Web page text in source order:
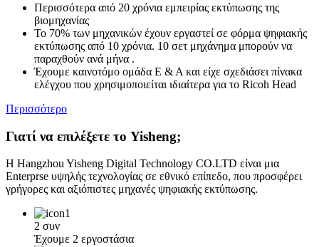
Περισσότερα από 20 χρόνια εμπειρίας εκτύπωσης της
βιομηχανίας
Το 70% των μηχανικών έχουν εργαστεί σε φόρμα ψηφιακής
εκτύπωσης από 10 χρόνια. 10 σετ μηχάνημα μπορούν να
παραχθούν ανά μήνα .
Έχουμε καινοτόμο ομάδα Ε & Α και είχε σχεδιάσει πίνακα
ελέγχου που χρησιμοποιείται ιδιαίτερα για το Ricoh Head
Περισσότερο
Γιατί να επιλέξετε το Yisheng;
Η Hangzhou Yisheng Digital Technology CO.LTD είναι μια
Enterprse υψηλής τεχνολογίας σε εθνικό επίπεδο, που προσφέρει
γρήγορες και αξιόπιστες μηχανές ψηφιακής εκτύπωσης.
2 συν
Έχουμε 2 εργοστάσια